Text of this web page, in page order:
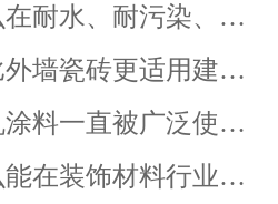
在耐水、耐污染、…
外墙瓷砖更适用建…
涂料一直被广泛使…
能在装饰材料行业…